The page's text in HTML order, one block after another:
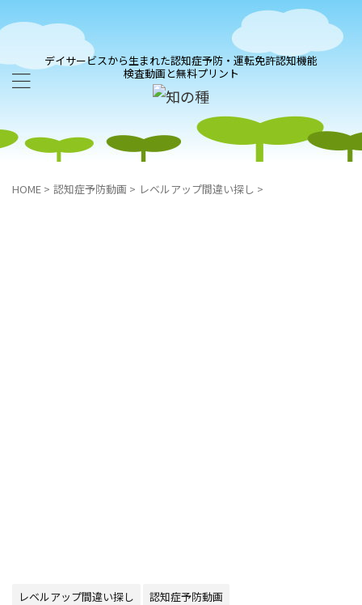
デイサービスから生まれた認知症予防・運転免許認知機能
検査動画と無料プリント
HOME > 認知症予防動画 > レベルアップ間違い探し >
レベルアップ間違い探し 認知症予防動画